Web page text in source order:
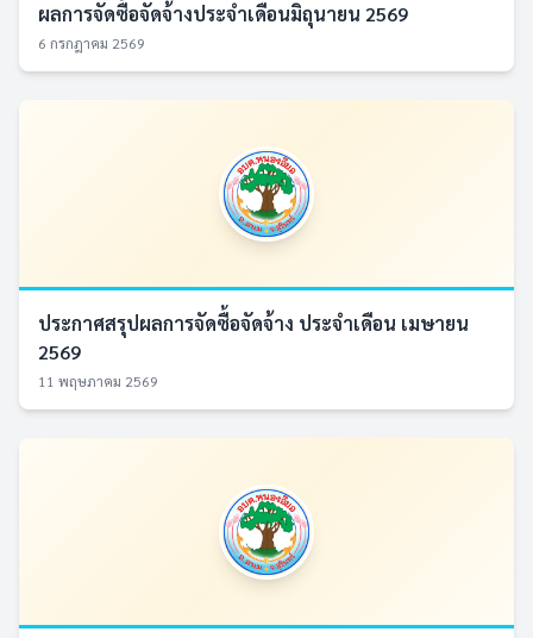
ผลการจัดซื้อจัดจ้างประจำเดือนมิถุนายน 2569
6 กรกฎาคม 2569
ประกาศสรุปผลการจัดซื้อจัดจ้าง ประจำเดือน เมษายน
2569
11 พฤษภาคม 2569